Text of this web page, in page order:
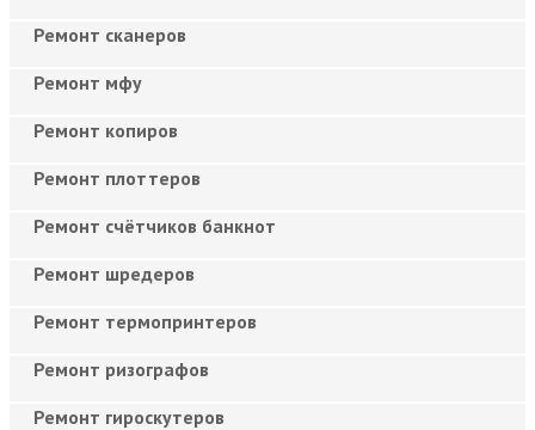
Ремонт сканеров
Ремонт мфу
Ремонт копиров
Ремонт плоттеров
Ремонт счётчиков банкнот
Ремонт шредеров
Ремонт термопринтеров
Ремонт ризографов
Ремонт гироскутеров